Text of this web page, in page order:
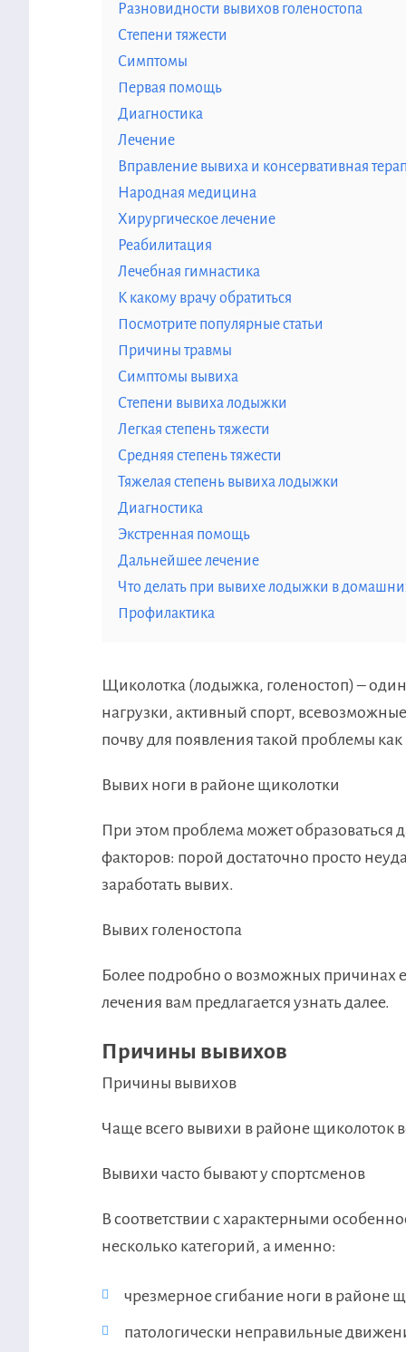
Разновидности вывихов голеностопа
Степени тяжести
Симптомы
Первая помощь
Диагностика
Лечение
Вправление вывиха и консервативная
Народная медицина
Хирургическое лечение
Реабилитация
Лечебная гимнастика
К какому врачу обратиться
Посмотрите популярные статьи
Причины травмы
Симптомы вывиха
Степени вывиха лодыжки
Легкая степень тяжести
Средняя степень тяжести
Тяжелая степень вывиха лодыжки
Диагностика
Экстренная помощь
Дальнейшее лечение
Что делать при вывихе лодыжки в
Профилактика
Щиколотка (лодыжка, голеностоп) –
нагрузки, активный спорт,
почву для появления такой проблемы
Вывих ноги в районе щиколотки
При этом проблема может
факторов: порой достаточно просто
заработать вывих.
Вывих голеностопа
Более подробно о возможных причинах
лечения вам предлагается узнать далее.
Причины вывихов
Причины вывихов
Чаще всего вывихи в районе щиколоток
Вывихи часто бывают у спортсменов
В соответствии с характерными
несколько категорий, а именно:
чрезмерное сгибание ноги в районе
патологически неправильные